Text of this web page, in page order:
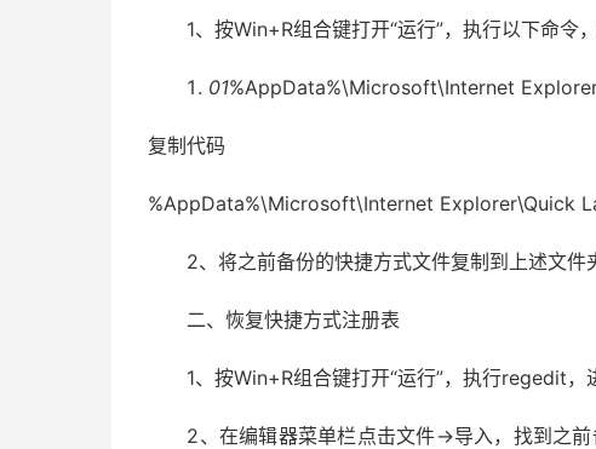
1、按Win+R组合键打开“运行”，执行以下命令，
01%AppData%\Microsoft\Internet
复制代码
%AppData%\Microsoft\Internet Explorer\Quick
2、将之前备份的快捷方式文件复制到上述文件
二、恢复快捷方式注册表
1、按Win+R组合键打开“运行”，执行regedit，
2、在编辑器菜单栏点击文件→导入，找到之前